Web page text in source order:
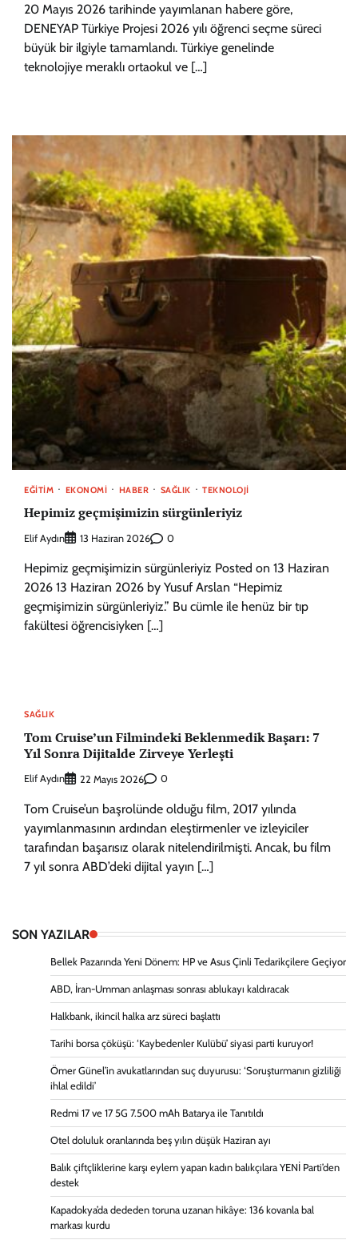
20 Mayıs 2026 tarihinde yayımlanan habere göre,
DENEYAP Türkiye Projesi 2026 yılı öğrenci seçme süreci
büyük bir ilgiyle tamamlandı. Türkiye genelinde
teknolojiye meraklı ortaokul ve […]
EĞITIM EKONOMI HABER SAĞLIK TEKNOLOJI
Hepimiz geçmişimizin sürgünleriyiz
Elif Aydın 13 Haziran 2026 0
Hepimiz geçmişimizin sürgünleriyiz Posted on 13 Haziran
2026 13 Haziran 2026 by Yusuf Arslan “Hepimiz
geçmişimizin sürgünleriyiz.” Bu cümle ile henüz bir tıp
fakültesi öğrencisiyken […]
SAĞLIK
Tom Cruise’un Filmindeki Beklenmedik Başarı: 7
Yıl Sonra Dijitalde Zirveye Yerleşti
Elif Aydın 22 Mayıs 2026 0
Tom Cruise’un başrolünde olduğu film, 2017 yılında
yayımlanmasının ardından eleştirmenler ve izleyiciler
tarafından başarısız olarak nitelendirilmişti. Ancak, bu film
7 yıl sonra ABD’deki dijital yayın […]
SON YAZILAR
Bellek Pazarında Yeni Dönem: HP ve Asus Çinli Tedarikçilere Geçiyor
ABD, İran-Umman anlaşması sonrası ablukayı kaldıracak
Halkbank, ikincil halka arz süreci başlattı
Tarihi borsa çöküşü: ‘Kaybedenler Kulübü’ siyasi parti kuruyor!
Ömer Günel’in avukatlarından suç duyurusu: ‘Soruşturmanın gizliliği
ihlal edildi’
Redmi 17 ve 17 5G 7.500 mAh Batarya ile Tanıtıldı
Otel doluluk oranlarında beş yılın düşük Haziran ayı
Balık çiftçliklerine karşı eylem yapan kadın balıkçılara YENİ Parti’den
destek
Kapadokya’da dededen toruna uzanan hikâye: 136 kovanla bal
markası kurdu